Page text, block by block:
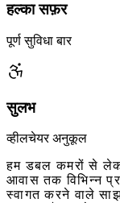
हल्का सफ़र
पूर्ण सुविधा बार
सुलभ
व्हीलचेयर अनुकूल
हम डबल कमरों से
आवास तक विभिन्न
स्वागत करने वाले